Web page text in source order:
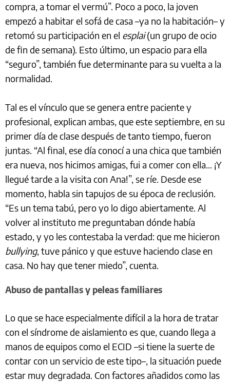
compra, a tomar el vermú”. Poco a poco, la joven
empezó a habitar el sofá de casa –ya no la habitación– y
retomó su participación en el esplai(un grupo de ocio
de fin de semana). Esto último, un espacio para ella
“seguro”, también fue determinante para su vuelta a la
normalidad.
Tal es el vínculo que se genera entre paciente y
profesional, explican ambas, que este septiembre, en su
primer día de clase después de tanto tiempo, fueron
juntas. “Al final, ese día conocí a una chica que también
era nueva, nos hicimos amigas, fui a comer con ella… ¡Y
llegué tarde a la visita con Ana!”, se ríe. Desde ese
momento, habla sin tapujos de su época de reclusión.
“Es un tema tabú, pero yo lo digo abiertamente. Al
volver al instituto me preguntaban dónde había
estado, y yo les contestaba la verdad: que me hicieron
bullying, tuve pánico y que estuve haciendo clase en
casa. No hay que tener miedo”, cuenta.
Abuso de pantallas y peleas familiares
Lo que se hace especialmente difícil a la hora de tratar
con el síndrome de aislamiento es que, cuando llega a
manos de equipos como el ECID –si tiene la suerte de
contar con un servicio de este tipo–, la situación puede
estar muy degradada. Con factores añadidos como las